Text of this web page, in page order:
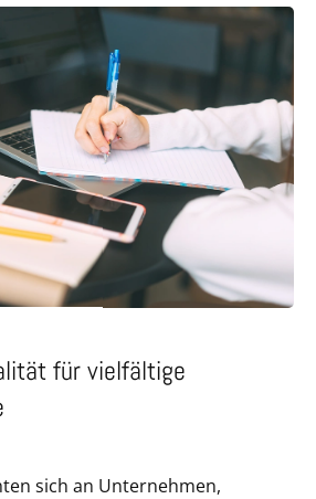
für vielfältige
sich an Unternehmen,